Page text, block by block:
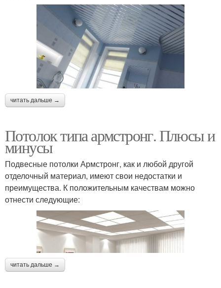
читать дальше →
Потолок типа армстронг. Плюсы и
минусы
Подвесные потолки Армстронг, как и любой другой
отделочный материал, имеют свои недостатки и
преимущества. К положительным качествам можно
отнести следующие:
читать дальше →